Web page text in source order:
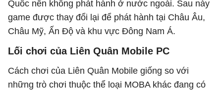
Quốc nên không phát hành ở nước ngoài. Sau này
game được thay đổi lại để phát hành tại Châu Âu,
Châu Mỹ, Ấn Độ và khu vực Đông Nam Á.
Lối chơi của Liên Quân Mobile PC
Cách chơi của Liên Quân Mobile giống so với
những trò chơi thuộc thể loại MOBA khác đang có